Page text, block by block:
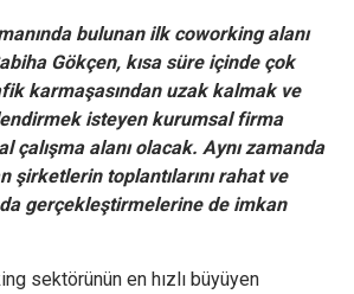
bulunan ilk coworking alanı
Gökçen, kısa süre içinde çok
karmaşasından uzak kalmak ve
isteyen kurumsal firma
çalışma alanı olacak. Aynı zamanda
şirketlerin toplantılarını rahat ve
gerçekleştirmelerine de imkan
sektörünün en hızlı büyüyen